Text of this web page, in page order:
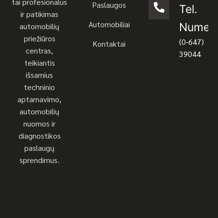
ir patikimas
automobilių
priežiūros
centras,
teikiantis
išsamius
techninio
aptarnavimo,
automobilių
nuomos ir
diagnostikos
paslaugų
sprendimus.
Paslaugos
Automobiliai
Kontaktai
Tel.
(0-647)
39044